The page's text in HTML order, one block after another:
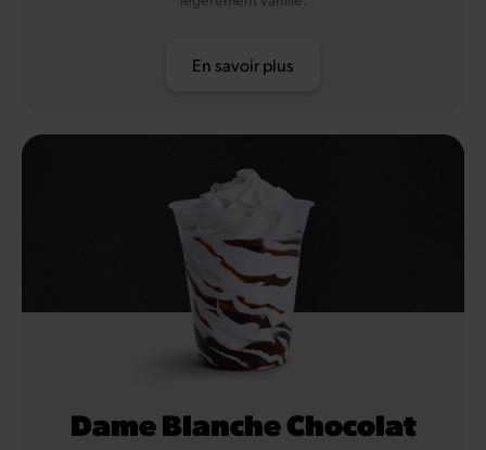
En savoir plus
Dame Blanche Chocolat